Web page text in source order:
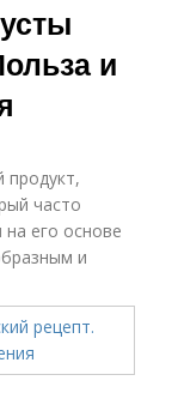
и
продукт,
часто
его основе
и